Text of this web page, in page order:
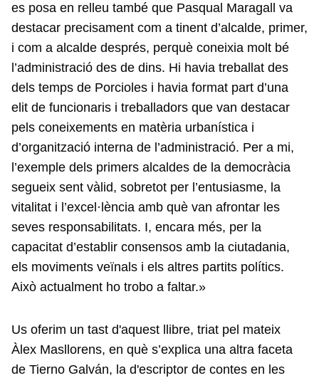
es posa en relleu també que Pasqual Maragall va
destacar precisament com a tinent d’alcalde, primer,
i com a alcalde després, perquè coneixia molt bé
l’administració des de dins. Hi havia treballat des
dels temps de Porcioles i havia format part d’una
elit de funcionaris i treballadors que van destacar
pels coneixements en matèria urbanística i
d’organització interna de l’administració. Per a mi,
l’exemple dels primers alcaldes de la democràcia
segueix sent vàlid, sobretot per l’entusiasme, la
vitalitat i l’excel·lència amb què van afrontar les
seves responsabilitats. I, encara més, per la
capacitat d’establir consensos amb la ciutadania,
els moviments veïnals i els altres partits polítics.
Això actualment ho trobo a faltar.»
Us oferim un tast d'aquest llibre, triat pel mateix
Àlex Masllorens, en què s’explica una altra faceta
de Tierno Galván, la d'escriptor de contes en les